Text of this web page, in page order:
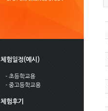
체험일정(예시)
- 초등학교용
- 중고등학교용
체험후기